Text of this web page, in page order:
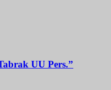
UU Pers.”